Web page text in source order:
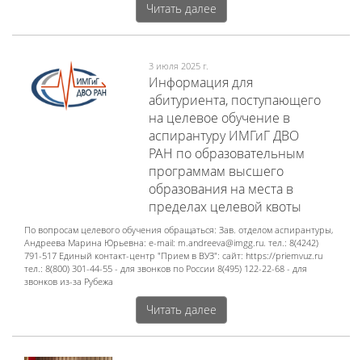
Читать далее
3 июля 2025 г.
Информация для
абитуриента, поступающего
на целевое обучение в
аспирантуру ИМГиГ ДВО
РАН по образовательным
программам высшего
образования на места в
пределах целевой квоты
​По вопросам целевого обучения обращаться: Зав. отделом аспирантуры,
Андреева Марина Юрьевна: e-mail: m.andreeva@imgg.ru. тел.: 8(4242)
791-517 Единый контакт-центр "Прием в ВУЗ": сайт: https://priemvuz.ru
тел.: 8(800) 301-44-55 - для звонков по России 8(495) 122-22-68 - для
звонков из-за Рубежа
Читать далее